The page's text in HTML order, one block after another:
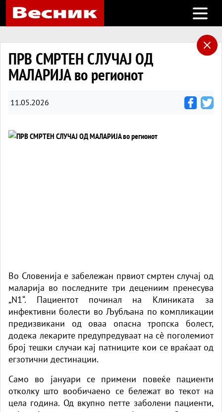
Open
ПРВ СМРТЕН СЛУЧАЈ ОД
МАЛАРИЈА во регионот
11.05.2026
Во Словенија е забележан првиот смртен случај од
маларија во последните три децениим пренесува
„N1“. Пациентот починал на Клиниката за
инфективни болести во Љубљана по компликации
предизвикани од оваа опасна тропска болест,
додека лекарите предупредуваат на сè поголемиот
број тешки случаи кај патниците кои се враќаат од
егзотични дестинации.
Само во јануари се примени повеќе пациенти
отколку што вообичаено се бележат во текот на
цела година. Од вкупно петте заболени пациенти,